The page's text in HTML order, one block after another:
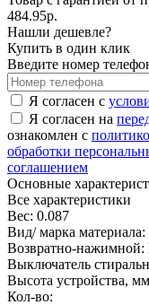
484.95р.
Нашли дешевле?
Купить в один клик
Введите номер
Я согласен с
Я согласен на
ознакомлен с
обработки
соглашением
Основные
Все характеристики
Вес: 0.087
Вид/ марка материала:
Возвратно-нажимной:
Выключатель
Высота устройства,
Кол-во: